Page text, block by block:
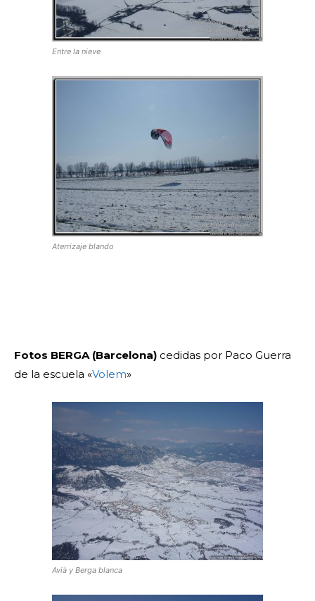
Entre la nieve
Aterrizaje blando
Fotos BERGA (Barcelona) cedidas por Paco Guerra
de la escuela «Volem»
Avià y Berga blanca